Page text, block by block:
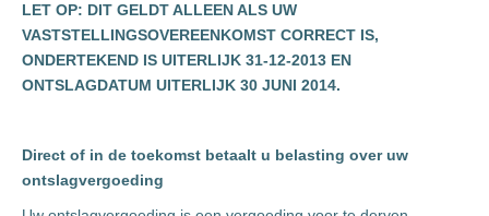
LET OP: DIT GELDT ALLEEN ALS UW
VASTSTELLINGSOVEREENKOMST CORRECT IS,
ONDERTEKEND IS UITERLIJK 31-12-2013 EN
ONTSLAGDATUM UITERLIJK 30 JUNI 2014.
Direct of in de toekomst betaalt u belasting over uw
ontslagvergoeding